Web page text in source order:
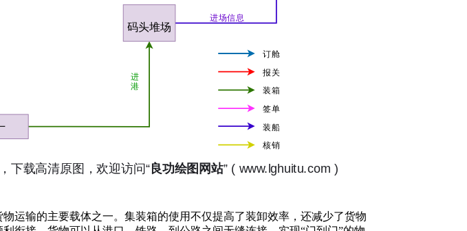
运输的主要载体之一。集装箱的使用不仅提高了装卸效率，还减少了货物